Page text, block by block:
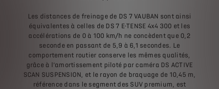
Les distances de freinage de DS 7 VAUBAN sont ainsi
équivalentes à celles de DS 7 E-TENSE 4x4 300 et les
accélérations de 0 à 100 km/h ne concèdent que 0,2
seconde en passant de 5,9 à 6,1 secondes. Le
comportement routier conserve les mêmes qualités,
grâce à l’amortissement piloté par caméra DS ACTIVE
SCAN SUSPENSION, et le rayon de braquage de 10,45 m,
référence dans le segment des SUV premium, est